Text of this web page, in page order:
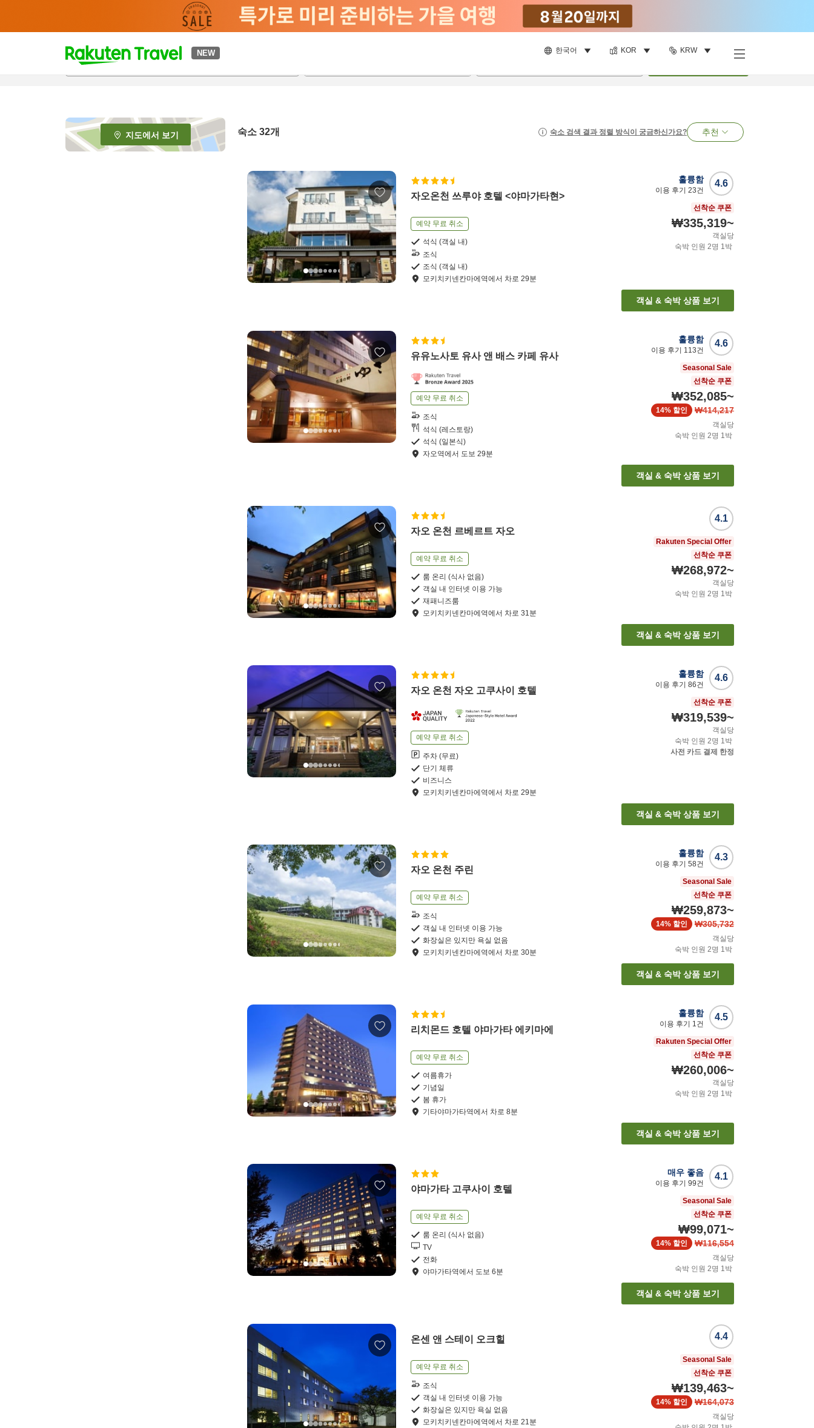
NEW 한국어 KOR KRW
t
p
e
_
s
지도에서 보기 숙소 32개 숙소 검색 결과 정렬 방식이 궁금하신가요? 추천
자오온천 쓰루야 호텔 <야마가타현>
예약 무료 취소
석식 (객실 내)
조식
조식 (객실 내)
모키치키넨칸마에역에서 차로 29분
4.6
훌륭함
이용 후기 23건
선착순 쿠폰
₩335,319~
객실당
숙박 인원 2명 1박
객실 & 숙박 상품 보기
유유노사토 유사 앤 배스 카페 유사
예약 무료 취소
조식
석식 (레스토랑)
석식 (일본식)
자오역에서 도보 29분
4.6
훌륭함
이용 후기 113건
Seasonal Sale
선착순 쿠폰
₩352,085~
₩414,217
14% 할인
객실당
숙박 인원 2명 1박
객실 & 숙박 상품 보기
자오 온천 르베르트 자오
예약 무료 취소
룸 온리 (식사 없음)
객실 내 인터넷 이용 가능
재패니즈룸
모키치키넨칸마에역에서 차로 31분
4.1
Rakuten Special Offer
선착순 쿠폰
₩268,972~
객실당
숙박 인원 2명 1박
객실 & 숙박 상품 보기
자오 온천 자오 고쿠사이 호텔
예약 무료 취소
주차 (무료)
단기 체류
비즈니스
모키치키넨칸마에역에서 차로 29분
4.6
훌륭함
이용 후기 86건
선착순 쿠폰
₩319,539~
객실당
숙박 인원 2명 1박
사전 카드 결제 한정
객실 & 숙박 상품 보기
자오 온천 주린
예약 무료 취소
조식
객실 내 인터넷 이용 가능
화장실은 있지만 욕실 없음
모키치키넨칸마에역에서 차로 30분
4.3
훌륭함
이용 후기 58건
Seasonal Sale
선착순 쿠폰
₩259,873~
₩305,732
14% 할인
객실당
숙박 인원 2명 1박
객실 & 숙박 상품 보기
리치몬드 호텔 야마가타 에키마에
예약 무료 취소
여름휴가
기념일
봄 휴가
기타야마가타역에서 차로 8분
4.5
훌륭함
이용 후기 1건
Rakuten Special Offer
선착순 쿠폰
₩260,006~
객실당
숙박 인원 2명 1박
객실 & 숙박 상품 보기
야마가타 고쿠사이 호텔
예약 무료 취소
룸 온리 (식사 없음)
TV
전화
야마가타역에서 도보 6분
4.1
매우 좋음
이용 후기 99건
Seasonal Sale
선착순 쿠폰
₩99,071~
₩116,554
14% 할인
객실당
숙박 인원 2명 1박
객실 & 숙박 상품 보기
온센 앤 스테이 오크힐
예약 무료 취소
조식
객실 내 인터넷 이용 가능
화장실은 있지만 욕실 없음
모키치키넨칸마에역에서 차로 21분
4.4
Seasonal Sale
선착순 쿠폰
₩139,463~
₩164,073
14% 할인
객실당